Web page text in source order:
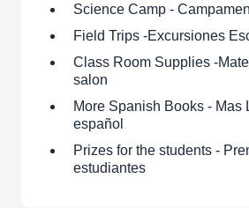
Science Camp -
Field Trips -Excursiones
Class Room Supplies -
salon
More Spanish Books - Mas
español
Prizes for the students -
estudiantes